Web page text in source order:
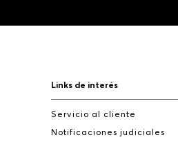
Links de interés
Servicio al cliente
Notificaciones judiciales